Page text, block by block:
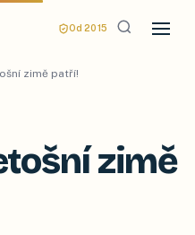
Od 2015
zimě patří!
zimě